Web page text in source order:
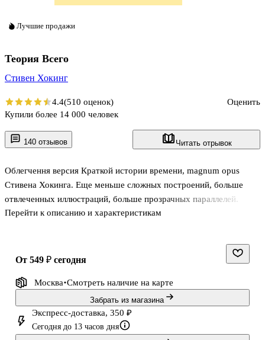
140 отзывов Читать отрывок
Облегчення версия Краткой истории времени, magnum opus
Стивена Хокинга. Еще меньше сложных построений, больше
отвлеченных иллюстраций, больше прозрачных параллелей.
Перейти к описанию и характеристикам
Лучшие продажи
Теория Всего
Стивен Хокинг
4.4(510 оценок)
Оценить
Купили более 14 000 человек
от 549 ₽ сегодня
Москва Смотреть наличие на карте
Забрать из магазина
Экспресс-доставка, 350 ₽
Сегодня до 13 часов дня